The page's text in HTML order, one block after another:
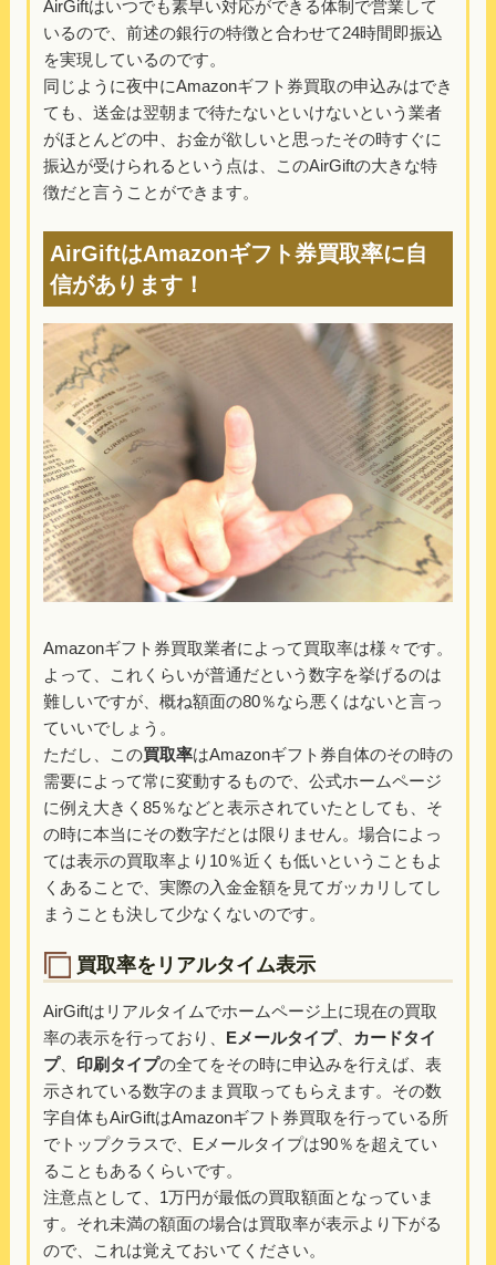
AirGiftはいつでも素早い対応ができる体制で営業して
いるので、前述の銀行の特徴と合わせて24時間即振込
を実現しているのです。
同じように夜中にAmazonギフト券買取の申込みはでき
ても、送金は翌朝まで待たないといけないという業者
がほとんどの中、お金が欲しいと思ったその時すぐに
振込が受けられるという点は、このAirGiftの大きな特
徴だと言うことができます。
AirGiftはAmazonギフト券買取率に自
信があります！
Amazonギフト券買取業者によって買取率は様々です。
よって、これくらいが普通だという数字を挙げるのは
難しいですが、概ね額面の80％なら悪くはないと言っ
ていいでしょう。
ただし、この買取率はAmazonギフト券自体のその時の
需要によって常に変動するもので、公式ホームページ
に例え大きく85％などと表示されていたとしても、そ
の時に本当にその数字だとは限りません。場合によっ
ては表示の買取率より10％近くも低いということもよ
くあることで、実際の入金金額を見てガッカリしてし
まうことも決して少なくないのです。
買取率をリアルタイム表示
AirGiftはリアルタイムでホームページ上に現在の買取
率の表示を行っており、 Eメールタイプ、
カードタイ
プ、 印刷タイプの全てをその時に申込みを行えば、表
示されている数字のまま買取ってもらえます。その数
字自体もAirGiftはAmazonギフト券買取を行っている所
でトップクラスで、Eメールタイプは90％を超えてい
ることもあるくらいです。
注意点として、1万円が最低の買取額面となっていま
す。それ未満の額面の場合は買取率が表示より下がる
ので、これは覚えておいてください。